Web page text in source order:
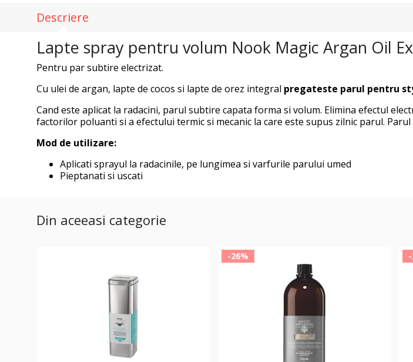
Descriere
Lapte spray pentru volum Nook Magic Argan Oil
Pentru par subtire electrizat.
Cu ulei de argan, lapte de cocos si lapte de orez integral pregateste parul pentru
Cand este aplicat la radacini, parul subtire capata forma si volum. Elimina efectul
factorilor poluanti si a efectului termic si mecanic la care este supus zilnic parul.
Mod de utilizare:
Aplicati sprayul la radacinile, pe lungimea si varfurile parului umed
Pieptanati si uscati
Din aceeasi categorie
-26%